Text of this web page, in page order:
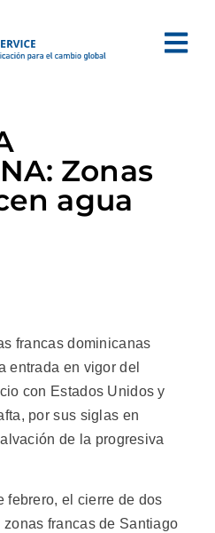
Zonas
agua
francas dominicanas
entrada en vigor del
con Estados Unidos y
por sus siglas en
de la progresiva
febrero, el cierre de dos
francas de Santiago